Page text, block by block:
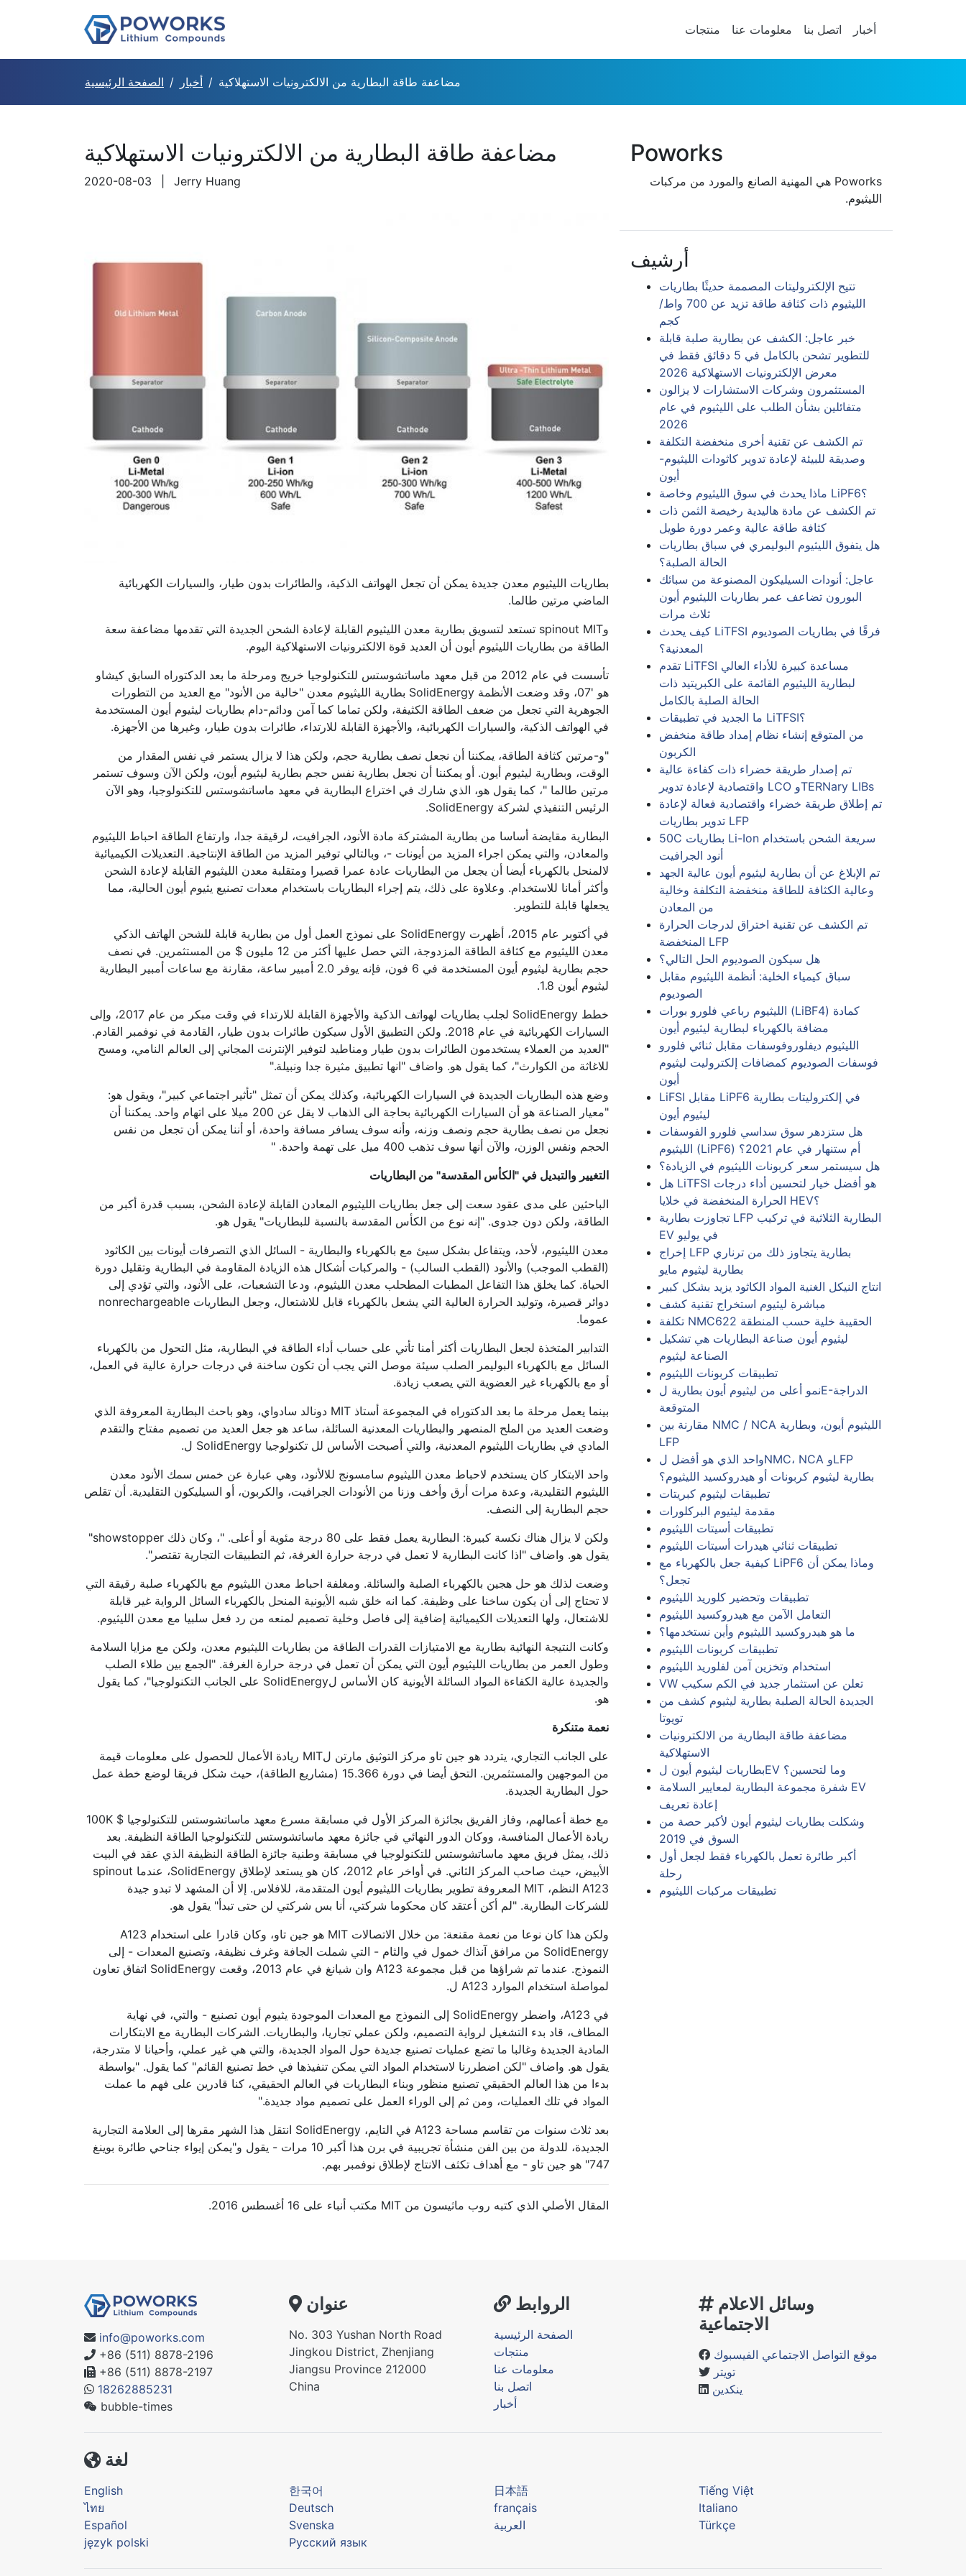
منتجات معلومات عنا اتصل بنا أخبار
الصفحة الرئيسية أخبار مضاعفة طاقة البطارية من الالكترونيات الاستهلاكية
مضاعفة طاقة البطارية من الالكترونيات الاستهلاكية
2020-08-03 Jerry Huang
بطاريات الليثيوم معدن جديدة يمكن أن تجعل الهواتف الذكية، والطائرات بدون طيار، والسيارات الكهربائية
الماضي مرتين طالما.
وspinout MIT تستعد لتسويق بطارية معدن الليثيوم القابلة لإعادة الشحن الجديدة التي تقدمها مضاعفة سعة
الطاقة من بطاريات الليثيوم أيون أن العديد قوة الالكترونيات الاستهلاكية اليوم.
تأسست في عام 2012 من قبل معهد ماساتشوستس للتكنولوجيا خريج ومرحلة ما بعد الدكتوراه السابق كيشاو
هو '07، وقد وضعت الأنظمة SolidEnergy بطارية الليثيوم معدن "خالية من الأنود" مع العديد من التطورات
الجوهرية التي تجعل من ضعف الطاقة الكثيفة، ولكن تماما كما آمن ودائم-دام بطاريات ليثيوم أيون المستخدمة
في الهواتف الذكية، والسيارات الكهربائية، والأجهزة القابلة للارتداء، طائرات بدون طيار، وغيرها من الأجهزة.
"و-مرتين كثافة الطاقة، يمكننا أن نجعل نصف بطارية حجم، ولكن هذا لا يزال يستمر في نفس المقدار من
الوقت، وبطارية ليثيوم أيون. أو يمكننا أن نجعل بطارية نفس حجم بطارية ليثيوم أيون، ولكن الآن وسوف تستمر
مرتين طالما "، كما يقول هو، الذي شارك في اختراع البطارية في معهد ماساتشوستس للتكنولوجيا، وهو الآن
الرئيس التنفيذي لشركة SolidEnergy.
البطارية مقايضة أساسا من بطارية المشتركة مادة الأنود، الجرافيت، لرقيقة جدا، وارتفاع الطاقة احباط الليثيوم
والمعادن، والتي يمكن اجراء المزيد من أيونات -، وبالتالي توفير المزيد من الطاقة الإنتاجية. التعديلات الكيميائية
لالمنحل بالكهرباء أيضا أن يجعل من البطاريات عادة عمرا قصيرا ومتقلبة معدن الليثيوم القابلة لإعادة الشحن
وأكثر أمانا للاستخدام. وعلاوة على ذلك، يتم إجراء البطاريات باستخدام معدات تصنيع يثيوم أيون الحالية، مما
يجعلها قابلة للتطوير.
في أكتوبر عام 2015، أظهرت SolidEnergy على نموذج العمل أول من بطارية قابلة للشحن الهاتف الذكي
معدن الليثيوم مع كثافة الطاقة المزدوجة، التي حصل عليها أكثر من 12 مليون $ من المستثمرين. في نصف
حجم بطارية ليثيوم أيون المستخدمة في 6 فون، فإنه يوفر 2.0 أمبير ساعة، مقارنة مع ساعات أمبير البطارية
ليثيوم أيون 1.8.
خطط SolidEnergy لجلب بطاريات لهواتف الذكية والأجهزة القابلة للارتداء في وقت مبكر من عام 2017، وإلى
السيارات الكهربائية في عام 2018. ولكن التطبيق الأول سيكون طائرات بدون طيار، القادمة في نوفمبر القادم.
"العديد من العملاء يستخدمون الطائرات بدون طيار ومناطيد لتوفير الإنترنت المجاني إلى العالم النامي، ومسح
للاغاثة من الكوارث"، كما يقول هو. واضاف "انها تطبيق مثيرة جدا ونبيلة."
وضع هذه البطاريات الجديدة في السيارات الكهربائية، وكذلك يمكن أن تمثل "تأثير اجتماعي كبير"، ويقول هو:
"معيار الصناعة هو أن السيارات الكهربائية بحاجة الى الذهاب لا يقل عن 200 ميلا على اتهام واحد. يمكننا أن
نجعل من نصف بطارية حجم ونصف وزنه، وأنه سوف يسافر مسافة واحدة، أو أننا يمكن أن تجعل من نفس
الحجم ونفس الوزن، والآن أنها سوف تذهب 400 ميل على تهمة واحدة. "
التغيير والتبديل في "الكأس المقدسة" من البطاريات
الباحثين على مدى عقود سعت إلى جعل بطاريات الليثيوم المعادن القابلة لإعادة الشحن، بسبب قدرة أكبر من
الطاقة، ولكن دون جدوى. "إنه نوع من الكأس المقدسة بالنسبة للبطاريات" يقول هو.
معدن الليثيوم، لأحد، ويتفاعل بشكل سيئ مع بالكهرباء والبطارية - السائل الذي التصرفات أيونات بين الكاثود
(القطب الموجب) والأنود (القطب السالب) - والمركبات أشكال هذه الزيادة المقاومة في البطارية وتقليل دورة
الحياة. كما يخلق هذا التفاعل المطبات المطحلب معدن الليثيوم، ودعا التشعبات، على الأنود، والتي تؤدي إلى
دوائر قصيرة، وتوليد الحرارة العالية التي يشعل بالكهرباء قابل للاشتعال، وجعل البطاريات nonrechargeable
عموما.
التدابير المتخذة لجعل البطاريات أكثر أمنا تأتي على حساب أداء الطاقة في البطارية، مثل التحول من بالكهرباء
السائل مع بالكهرباء البوليمر الصلب سيئة موصل التي يجب أن تكون ساخنة في درجات حرارة عالية في العمل،
أو مع بالكهرباء غير العضوية التي يصعب زيادة.
بينما يعمل مرحلة ما بعد الدكتوراه في المجموعة أستاذ MIT دونالد سادواي، وهو باحث البطارية المعروفة الذي
وضعت العديد من الملح المنصهر والبطاريات المعدنية السائلة، ساعد هو جعل العديد من تصميم مفتاح والتقدم
المادي في بطاريات الليثيوم المعدنية، والتي أصبحت الأساس لل تكنولوجيا SolidEnergy ل.
واحد الابتكار كان يستخدم لاحباط معدن الليثيوم سامسونج للالأنود، وهي عبارة عن خمس سمك الأنود معدن
الليثيوم التقليدية، وعدة مرات أرق وأخف وزنا من الأنودات الجرافيت، والكربون، أو السيليكون التقليدية. أن تقلص
حجم البطارية إلى النصف.
ولكن لا يزال هناك نكسة كبيرة: البطارية يعمل فقط على 80 درجة مئوية أو أعلى. "، وكان ذلك showstopper"
يقول هو. واضاف "اذا كانت البطارية لا تعمل في درجة حرارة الغرفة، ثم التطبيقات التجارية تقتصر".
وضعت لذلك هو حل هجين بالكهرباء الصلبة والسائلة. ومغلفة احباط معدن الليثيوم مع بالكهرباء صلبة رقيقة التي
لا تحتاج إلى أن يكون ساخنا على وظيفة. كما انه خلق شبه الأيونية المنحل بالكهرباء السائل الرواية غير قابلة
للاشتعال، ولها التعديلات الكيميائية إضافية إلى فاصل وخلية تصميم لمنعه من رد فعل سلبيا مع معدن الليثيوم.
وكانت النتيجة النهائية بطارية مع الامتيازات القدرات الطاقة من بطاريات الليثيوم معدن، ولكن مع مزايا السلامة
وطول العمر من بطاريات الليثيوم أيون التي يمكن أن تعمل في درجة حرارة الغرفة. "الجمع بين طلاء الصلب
والجديدة عالية الكفاءة المواد السائلة الأيونية كان الأساس لSolidEnergy على الجانب التكنولوجيا"، كما يقول
هو.
نعمة متنكرة
على الجانب التجاري، يتردد هو جين تاو مركز التوثيق مارتن لMIT ريادة الأعمال للحصول على معلومات قيمة
من الموجهين والمستثمرين. التحق أيضا في دورة 15.366 (مشاريع الطاقة)، حيث شكل فريقا لوضع خطة عمل
حول البطارية الجديدة.
مع خطة أعمالهم، وفاز الفريق بجائزة المركز الأول في مسابقة مسرع معهد ماساتشوستس للتكنولوجيا $ 100K
ريادة الأعمال المنافسة، ووكان الدور النهائي في جائزة معهد ماساتشوستس للتكنولوجيا الطاقة النظيفة. بعد
ذلك، يمثل فريق معهد ماساتشوستس للتكنولوجيا في مسابقة وطنية جائزة الطاقة النظيفة الذي عقد في البيت
الأبيض، حيث صاحب المركز الثاني. في أواخر عام 2012، كان هو يستعد لإطلاق SolidEnergy، عندما spinout
A123 النظم، MIT المعروفة تطوير بطاريات الليثيوم أيون المتقدمة، للافلاس. إلا أن المشهد لا تبدو جيدة
للشركات البطارية. "لم أكن أعتقد كان محكوما شركتي، أنا بس شركتي لن حتى تبدأ" يقول هو.
ولكن هذا كان نوعا من نعمة مقنعة: من خلال الاتصالات MIT هو جين تاو، وكان قادرا على استخدام A123
SolidEnergy من مرافق آنذاك خمول في والثام - التي شملت الجافة وغرف نظيفة، وتصنيع المعدات - إلى
النموذج. عندما تم شراؤها من قبل مجموعة A123 وان شيانغ في عام 2013، وقعت SolidEnergy اتفاق تعاون
لمواصلة استخدام الموارد A123 ل.
في A123، واضطر SolidEnergy إلى النموذج مع المعدات الموجودة يثيوم أيون تصنيع - والتي، في نهاية
المطاف، قاد بدء التشغيل لرواية التصميم، ولكن عملي تجاريا، والبطاريات. الشركات البطارية مع الابتكارات
المادية الجديدة وغالبا ما تضع عمليات تصنيع جديدة حول المواد الجديدة، والتي هي غير عملي، وأحيانا لا متدرجة،
يقول هو. واضاف "لكن اضطررنا لاستخدام المواد التي يمكن تنفيذها في خط تصنيع القائم" كما يقول. "بواسطة
بدءا من هذا العالم الحقيقي تصنيع منظور وبناء البطاريات في العالم الحقيقي، كنا قادرين على فهم ما عملت
المواد في تلك العمليات، ومن ثم إلى الوراء العمل على تصميم مواد جديدة."
بعد ثلاث سنوات من تقاسم مساحة A123 في التايم، SolidEnergy انتقل هذا الشهر مقرها إلى العلامة التجارية
الجديدة، للدولة من بين الفن منشأة تجريبية في برن هذا أكبر 10 مرات - يقول و"يمكن إيواء جناحي طائرة بوينغ
747" هو جين تاو - مع أهداف تكثف الانتاج لإطلاق نوفمبر بهم.
المقال الأصلي الذي كتبه روب ماثيسون من MIT مكتب أنباء على 16 أغسطس 2016.
Poworks
Poworks هي المهنية الصانع والمورد من مركبات
الليثيوم.
أرشيف
تتيح الإلكتروليتات المصممة حديثًا بطاريات
الليثيوم ذات كثافة طاقة تزيد عن 700 واط/
كجم
خبر عاجل: الكشف عن بطارية صلبة قابلة
للتطوير تشحن بالكامل في 5 دقائق فقط في
معرض الإلكترونيات الاستهلاكية 2026
المستثمرون وشركات الاستشارات لا يزالون
متفائلين بشأن الطلب على الليثيوم في عام
2026
تم الكشف عن تقنية أخرى منخفضة التكلفة
وصديقة للبيئة لإعادة تدوير كاثودات الليثيوم-
أيون
ماذا يحدث في سوق الليثيوم وخاصة LiPF6؟
تم الكشف عن مادة هاليدية رخيصة الثمن ذات
كثافة طاقة عالية وعمر دورة طويل
هل يتفوق الليثيوم البوليمري في سباق بطاريات
الحالة الصلبة؟
عاجل: أنودات السيليكون المصنوعة من سبائك
البورون تضاعف عمر بطاريات الليثيوم أيون
ثلاث مرات
كيف يحدث LiTFSI فرقًا في بطاريات الصوديوم
المعدنية؟
تقدم LiTFSI مساعدة كبيرة للأداء العالي
لبطارية الليثيوم القائمة على الكبريتيد ذات
الحالة الصلبة بالكامل
ما الجديد في تطبيقات LiTFSI؟
من المتوقع إنشاء نظام إمداد طاقة منخفض
الكربون
تم إصدار طريقة خضراء ذات كفاءة عالية
واقتصادية لإعادة تدوير LCO وTERNary LIBs
تم إطلاق طريقة خضراء واقتصادية فعالة لإعادة
تدوير بطاريات LFP
50C بطاريات Li-Ion سريعة الشحن باستخدام
أنود الجرافيت
تم الإبلاغ عن أن بطارية ليثيوم أيون عالية الجهد
وعالية الكثافة للطاقة منخفضة التكلفة وخالية
من المعادن
تم الكشف عن تقنية اختراق لدرجات الحرارة
المنخفضة LFP
هل سيكون الصوديوم الحل التالي؟
سباق كيمياء الخلية: أنظمة الليثيوم مقابل
الصوديوم
الليثيوم رباعي فلورو بورات (LiBF4) كمادة
مضافة بالكهرباء لبطارية ليثيوم أيون
الليثيوم ديفلوروفوسفات مقابل ثنائي فلورو
فوسفات الصوديوم كمضافات إلكتروليت ليثيوم
أيون
LiFSI مقابل LiPF6 في إلكتروليتات بطارية
ليثيوم أيون
هل ستزدهر سوق سداسي فلورو الفوسفات
الليثيوم (LiPF6) أم ستنهار في عام 2021؟
هل سيستمر سعر كربونات الليثيوم في الزيادة؟
هل LiTFSI هو أفضل خيار لتحسين أداء درجات
الحرارة المنخفضة في خلايا HEV؟
تجاوزت بطارية LFP البطارية الثلاثية في تركيب
EV في يوليو
إخراج LFP بطارية يتجاوز ذلك من ترناري
بطارية ليثيوم مايو
انتاج النيكل الغنية المواد الكاثود يزيد بشكل كبير
مباشرة ليثيوم استخراج تقنية كشف
تكلفة NMC622 الحقيبة خلية حسب المنطقة
ليثيوم أيون صناعة البطاريات هي تشكيل
الصناعة ليثيوم
تطبيقات كربونات الليثيوم
نمو أعلى من ليثيوم أيون بطارية لE-الدراجة
المتوقعة
مقارنة بين NMC / NCA الليثيوم أيون، وبطارية
LFP
واحد الذي هو أفضل لNMC، NCA وLFP
بطارية ليثيوم كربونات أو هيدروكسيد الليثيوم؟
تطبيقات ليثيوم كبريتات
مقدمة ليثيوم البركلورات
تطبيقات أسيتات الليثيوم
تطبيقات ثنائي هيدرات أسيتات الليثيوم
كيفية جعل بالكهرباء مع LiPF6 وماذا يمكن أن
تجعل؟
تطبيقات وتحضير كلوريد الليثيوم
التعامل الآمن مع هيدروكسيد الليثيوم
ما هو هيدروكسيد الليثيوم وأين نستخدمها؟
تطبيقات كربونات الليثيوم
استخدام وتخزين آمن لفلوريد الليثيوم
VW تعلن عن استثمار جديد في الكم سكيب
الجديدة الحالة الصلبة بطارية ليثيوم كشف من
تويوتا
مضاعفة طاقة البطارية من الالكترونيات
الاستهلاكية
بطاريات ليثيوم أيون لEV وما لتحسين؟
شفرة مجموعة البطارية لمعايير السلامة EV
إعادة تعريف
وشكلت بطاريات ليثيوم أيون لأكبر حصة من
السوق في 2019
أكبر طائرة تعمل بالكهرباء فقط لجعل أول
رحلة
تطبيقات مركبات الليثيوم
info@poworks.com
+86 (511) 8878-2196
+86 (511) 8878-2197
18262885231
bubble-times
عنوان
No. 303 Yushan North Road
Jingkou District, Zhenjiang
Jiangsu Province 212000
China
الروابط
الصفحة الرئيسية
منتجات
معلومات عنا
اتصل بنا
أخبار
الاجتماعية
موقع التواصل الاجتماعي الفيسبوك
تويتر
ينكدين
لغة
English 한국어 日本語
Tiếng Việt
ไทย
Deutsch français
Italiano
Español
Svenska العربية
Türkçe
język polski
Русский язык